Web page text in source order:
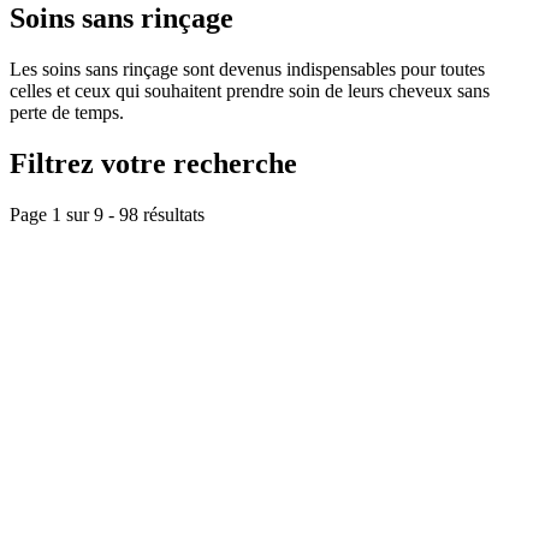
Soins sans rinçage
Les soins sans rinçage sont devenus indispensables pour toutes
celles et ceux qui souhaitent prendre soin de leurs cheveux sans
perte de temps.
Filtrez votre recherche
Page 1 sur9 - 98 résultats